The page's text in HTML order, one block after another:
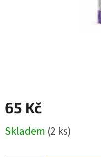
65 Kč
cena:
Skladem (2 ks)